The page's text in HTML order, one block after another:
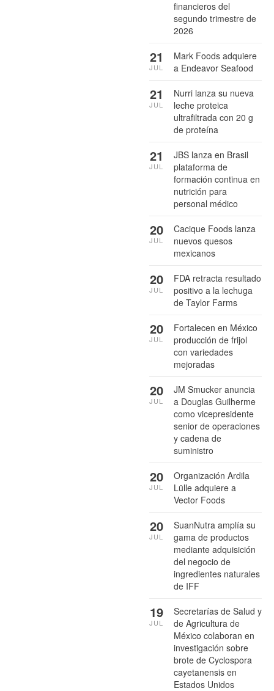
financieros del
segundo trimestre de
2026
Mark Foods adquiere
a Endeavor Seafood
21
JUL
Nurri lanza su nueva
leche proteica
ultrafiltrada con 20 g
de proteína
21
JUL
JBS lanza en Brasil
plataforma de
formación continua en
nutrición para
personal médico
21
JUL
Cacique Foods lanza
nuevos quesos
mexicanos
20
JUL
FDA retracta resultado
positivo a la lechuga
de Taylor Farms
20
JUL
Fortalecen en México
producción de frijol
con variedades
mejoradas
20
JUL
JM Smucker anuncia
a Douglas Guilherme
como vicepresidente
senior de operaciones
y cadena de
suministro
20
JUL
Organización Ardila
Lülle adquiere a
Vector Foods
20
JUL
SuanNutra amplía su
gama de productos
mediante adquisición
del negocio de
ingredientes naturales
de IFF
20
JUL
Secretarías de Salud y
de Agricultura de
México colaboran en
investigación sobre
brote de Cyclospora
cayetanensis en
Estados Unidos
19
JUL